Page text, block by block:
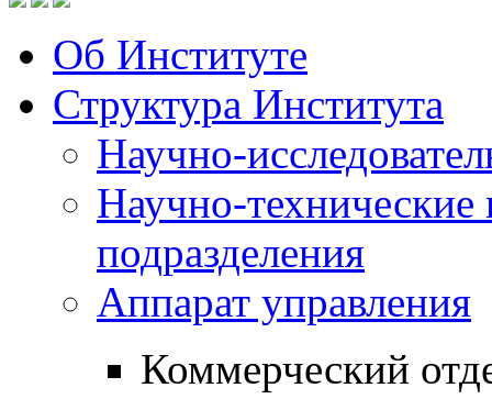
Об Институте
Структура Института
Научно-
Научно-технические
подразделения
Аппарат управления
Коммерческий